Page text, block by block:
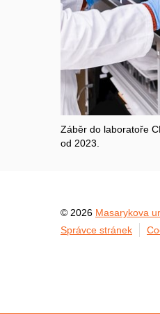
Záběr do laboratoře
od 2023.
© 2026 Masarykova
Správce stránek